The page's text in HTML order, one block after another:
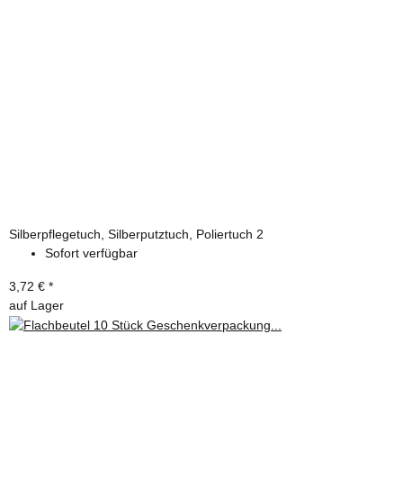
Silberpflegetuch, Silberputztuch, Poliertuch 2
Sofort verfügbar
3,72 € *
auf Lager